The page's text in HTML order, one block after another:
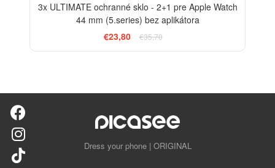
3x ULTIMATE ochranné sklo - 2+1 pre Apple Watch
44 mm (5.series) bez aplikátora
€23,80
€35,70
Dress your phone | ORIGINAL